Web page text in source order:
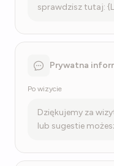
sprawdzisz tutaj:
Prywatna
Po wizycie
Dziękujemy za
lub sugestie